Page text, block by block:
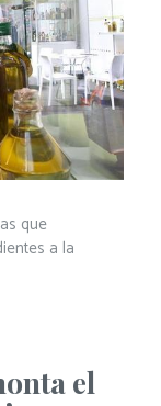
que
a la
el